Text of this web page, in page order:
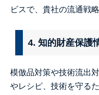
ビスで、貴社の流通戦
4. 知的財産保護
模倣品対策や技術流出
やレシピ、技術を守る